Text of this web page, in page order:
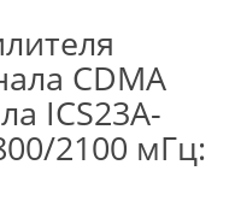
CDMA
ICS23A-
2100 мГц: